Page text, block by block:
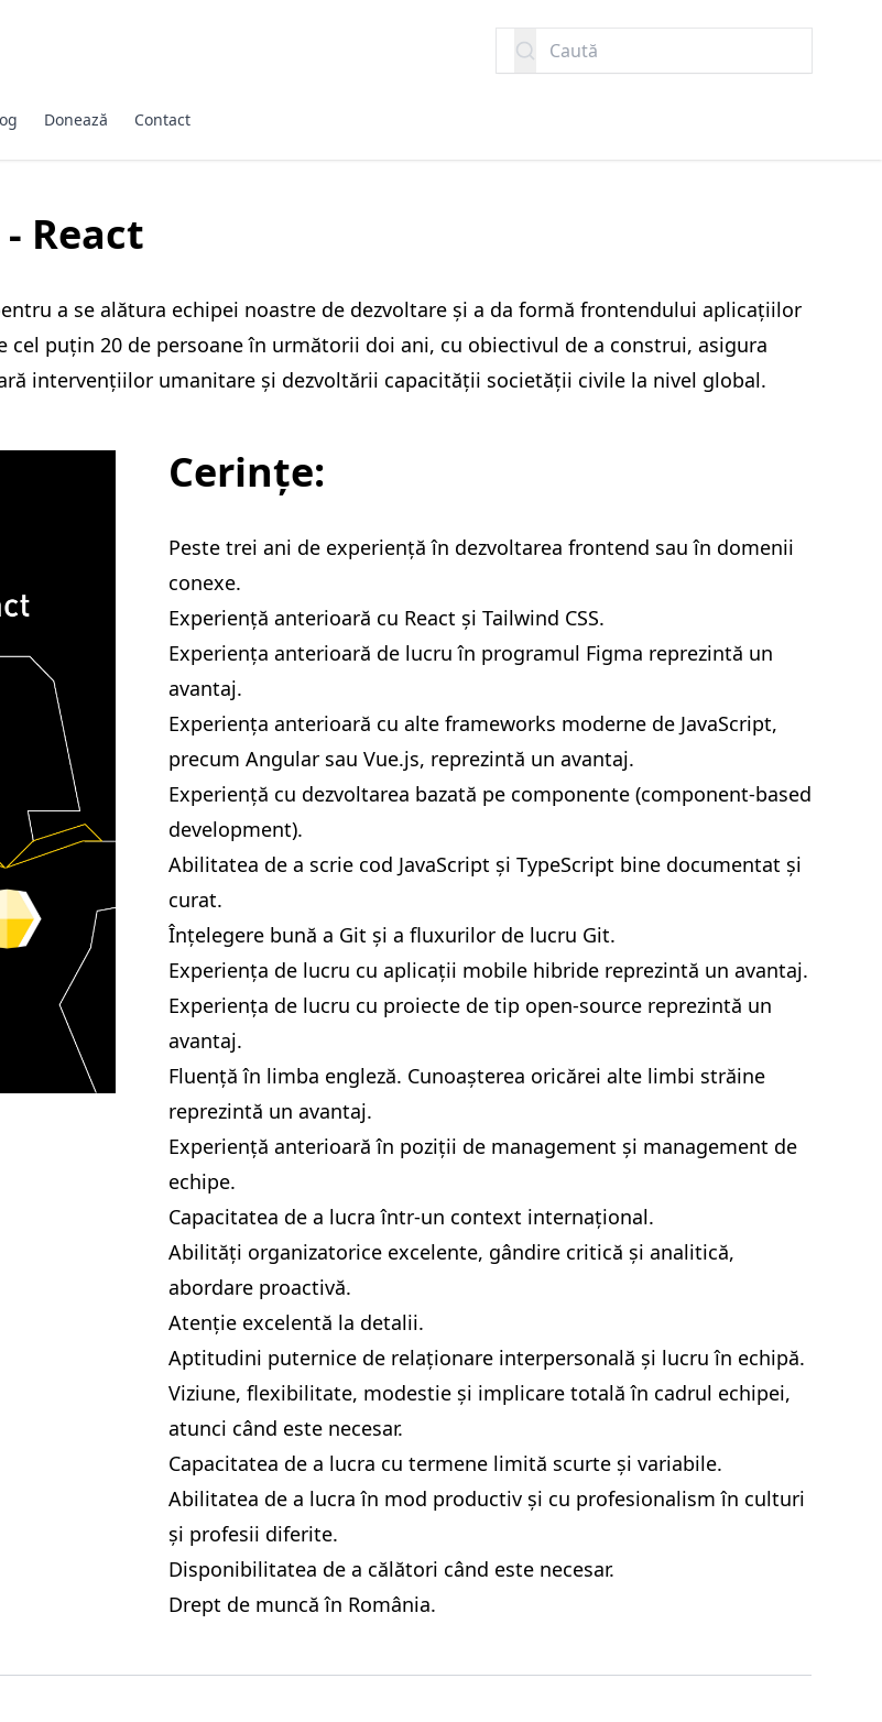
Caută
Donează Contact
React
a se alătura echipei noastre de dezvoltare și a da formă frontendului aplicațiilor
cel puțin 20 de persoane în următorii doi ani, cu obiectivul de a construi, asigura
intervențiilor umanitare și dezvoltării capacității societății civile la nivel global.
Cerințe:
Peste trei ani de experiență în dezvoltarea frontend sau în domenii
conexe.
Experiență anterioară cu React și Tailwind CSS.
Experiența anterioară de lucru în programul Figma reprezintă un
avantaj.
Experiența anterioară cu alte frameworks moderne de JavaScript,
precum Angular sau Vue.js, reprezintă un avantaj.
Experiență cu dezvoltarea bazată pe componente (component-based
development).
Abilitatea de a scrie cod JavaScript și TypeScript bine documentat și
curat.
Înțelegere bună a Git și a fluxurilor de lucru Git.
Experiența de lucru cu aplicații mobile hibride reprezintă un avantaj.
Experiența de lucru cu proiecte de tip open-source reprezintă un
avantaj.
Fluență în limba engleză. Cunoașterea oricărei alte limbi străine
reprezintă un avantaj.
Experiență anterioară în poziții de management și management de
echipe.
Capacitatea de a lucra într-un context internațional.
Abilități organizatorice excelente, gândire critică și analitică,
abordare proactivă.
Atenție excelentă la detalii.
Aptitudini puternice de relaționare interpersonală și lucru în echipă.
Viziune, flexibilitate, modestie și implicare totală în cadrul echipei,
atunci când este necesar.
Capacitatea de a lucra cu termene limită scurte și variabile.
Abilitatea de a lucra în mod productiv și cu profesionalism în culturi
și profesii diferite.
Disponibilitatea de a călători când este necesar.
Drept de muncă în România.